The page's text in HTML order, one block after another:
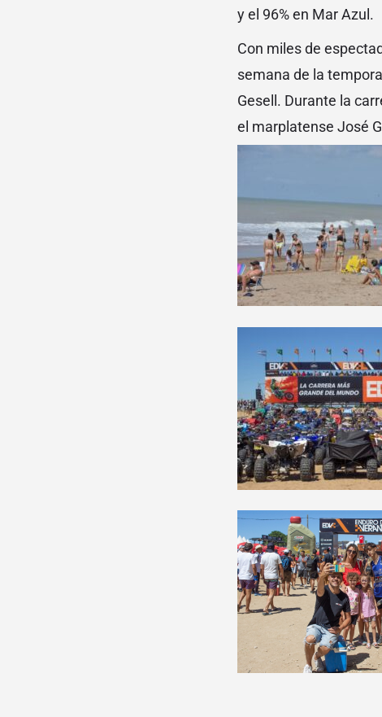
y el 96% en Mar Azul.
Con miles de
semana de la
Gesell. Durante la
el marplatense José